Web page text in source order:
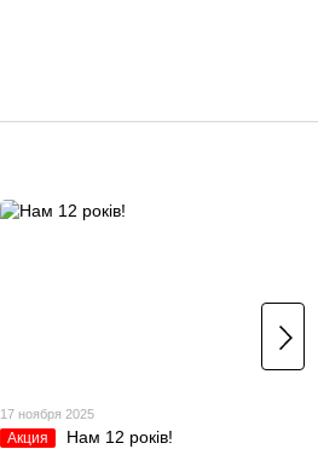
17 ноября 2025
Акция Нам 12 років!